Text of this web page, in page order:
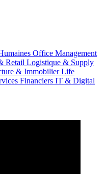
Office Management
Retail Logistique & Supply
& ImmobilierLife
Financiers IT & Digital